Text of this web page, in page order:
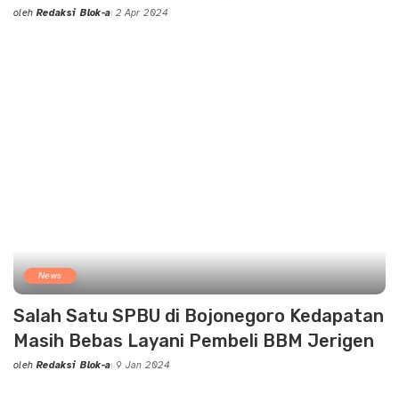
Posted
oleh Redaksi Blok-a 2 Apr 2024
News
Salah Satu SPBU di Bojonegoro Kedapatan
Masih Bebas Layani Pembeli BBM Jerigen
Posted
oleh Redaksi Blok-a 9 Jan 2024